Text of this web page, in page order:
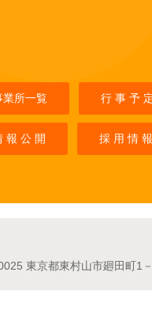
東京都東村山市廻田町1
業所一覧 行 事 予
報 公 開 採 用 情 報